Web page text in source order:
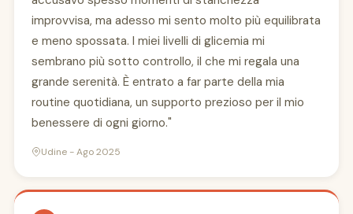
improvvisa, ma adesso mi sento molto più equilibrata
e meno spossata. I miei livelli di glicemia mi
sembrano più sotto controllo, il che mi regala una
grande serenità. È entrato a far parte della mia
routine quotidiana, un supporto prezioso per il mio
benessere di ogni giorno."
Udine - Ago 2025